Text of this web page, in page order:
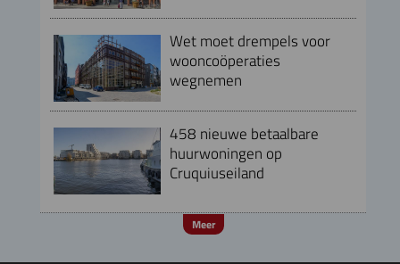
Wet moet drempels voor
wooncoöperaties
wegnemen
458 nieuwe betaalbare
huurwoningen op
Cruquiuseiland
Meer